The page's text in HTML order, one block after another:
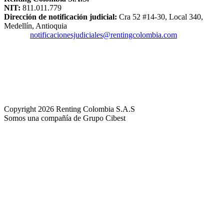
NIT: 811.011.779
Dirección de notificación judicial: Cra 52 #14-30, Local 340,
Medellín, Antioquia
notificacionesjudiciales@rentingcolombia.com
Copyright 2026 Renting Colombia S.A.S
Somos una compañía de Grupo Cibest